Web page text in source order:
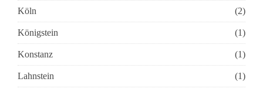
Köln (2)
Königstein (1)
Konstanz (1)
Lahnstein (1)